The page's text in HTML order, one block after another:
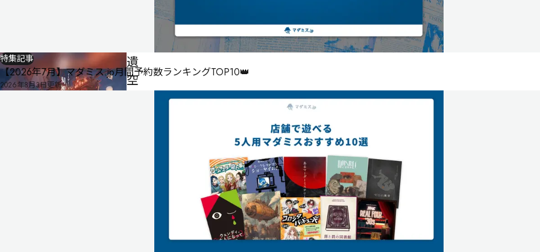
遺
空
特集記事
【2026年7月】マダミス.jp月間予約数ランキングTOP10👑
2026年8月3日更新